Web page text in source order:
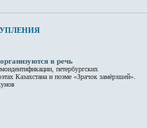
в речь
петербургских
Казахстана и поэме «Зрачок замёрзшей».